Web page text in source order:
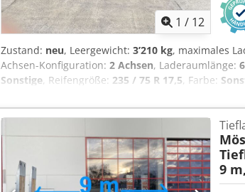
1 / 12
Zustand: neu, Leergewicht: 3’210 kg, maximales
Achsen-Konfiguration: 2 Achsen, Laderaumlänge:
Sonstige, Reifengröße: 235 / 75 R 17,5, Farbe:
,
Biodiesel, Ausstattung:ABS, Druckluftbremse,
Boden, 2 x Rampen ( 2.600 mm lang x 900 mm
5 t ) in den Ecken, Getriebestützwinde mit Last
Fahrgestell und Aufbau Feuerverzinkt, , Aufpreis
mechanischen Rampen auf Lager!, , --
Bilder --, Mehr Daten unter: !, More Details: !
9